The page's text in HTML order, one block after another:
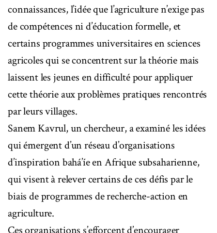
connaissances, l’idée que l’agriculture n’exige pas
de compétences ni d’éducation formelle, et
certains programmes universitaires en sciences
agricoles qui se concentrent sur la théorie mais
laissent les jeunes en difficulté pour appliquer
cette théorie aux problèmes pratiques rencontrés
par leurs villages.
Sanem Kavrul, un chercheur, a examiné les idées
qui émergent d’un réseau d’organisations
d’inspiration bahá’íe en Afrique subsaharienne,
qui visent à relever certains de ces défis par le
biais de programmes de recherche-action en
agriculture.
Ces organisations s’efforcent d’encourager